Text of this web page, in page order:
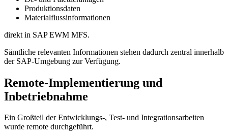
Produktionsdaten
Materialflussinformationen
direkt in SAP EWM MFS.
Sämtliche relevanten Informationen stehen dadurch zentral innerhalb
der SAP-Umgebung zur Verfügung.
Remote-Implementierung und
Inbetriebnahme
Ein Großteil der Entwicklungs-, Test- und Integrationsarbeiten
wurde remote durchgeführt.